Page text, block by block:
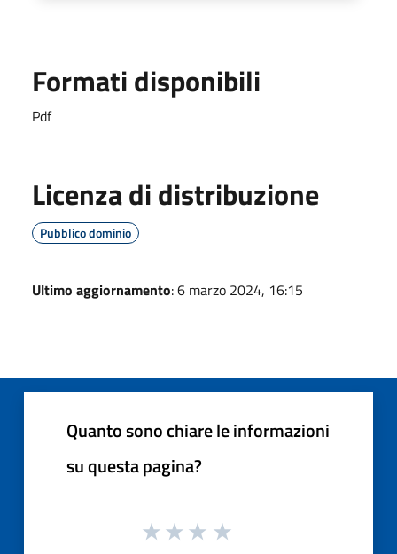
Formati disponibili
Pdf
Licenza di distribuzione
Pubblico dominio
Ultimo aggiornamento: 6 marzo 2024, 16:15
Quanto sono chiare le informazioni
su questa pagina?